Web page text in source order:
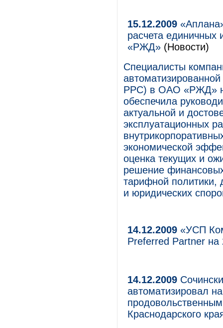
15.12.2009
расчета
«РЖД» (Новости)
Специалисты
РРС) в ОАО «РЖД»
обеспечила
актуальной и
эксплуатационных
экономической
оценка текущих и
решение
тарифной политики,
и юридических
14.12.2009 «УСП
Preferred Partner на
14.12.2009
автоматизировал
Краснодарского